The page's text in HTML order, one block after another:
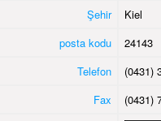
Şehir
Kiel
posta kodu
24143
Telefon
(0431)
Fax
(0431)